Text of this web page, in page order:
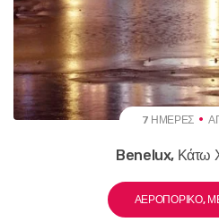
7 ΗΜΈΡΕΣ
Benelux, Κάτω
ΑΕΡΟΠΟΡΙΚΌ,